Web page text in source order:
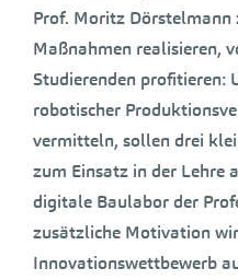
Prof. Moritz
Maßnahmen realisieren,
Studierenden profitieren:
robotischer
vermitteln, sollen drei
zum Einsatz in der Lehre
digitale Baulabor der
zusätzliche Motivation
Innovationswettbewerb